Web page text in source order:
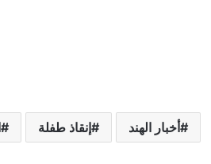
أخبار الهند إنقاذ طفلة